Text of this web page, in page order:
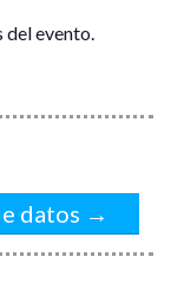
evento.
datos →